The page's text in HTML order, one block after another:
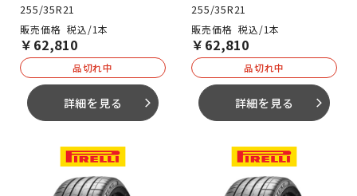
255/35R21
税込/1本
￥ 62,810
品切れ中
詳細を見る arrow_forward_ios
255/35R21
税込/1本
￥ 62,810
品切れ中
詳細を見る arrow_forward_ios